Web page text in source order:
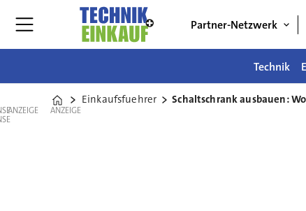
Partner-Netzwerk
Technik
Home
Einkaufsfuehrer Schaltschrank ausbauen:
ANZEIGE ANZEIGE